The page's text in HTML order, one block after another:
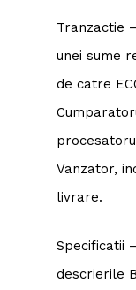
Tranzactie
unei sume
de catre
Vanzator,
livrare.
Specificatii
descrierile